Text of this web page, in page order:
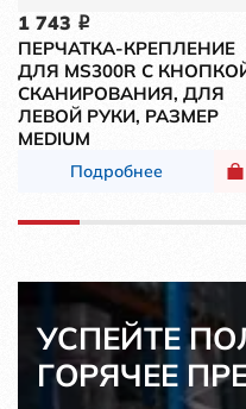
1 743 i
ПЕРЧАТКА-КРЕПЛЕНИЕ
ДЛЯ MS300R С
СКАНИРОВАНИЯ, ДЛЯ
ЛЕВОЙ РУКИ, РАЗМЕР
MEDIUM
Подробнее
УСПЕЙТЕ
ГОРЯЧЕЕ